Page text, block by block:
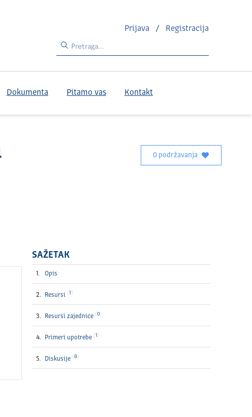
Prijava / Registracija
Dokumenta Pitamo vas Kontakt
0 podržavanja
SAŽETAK
Opis
Resursi 1
Resursi zajednice 0
Primeri upotrebe 1
Diskusije 0